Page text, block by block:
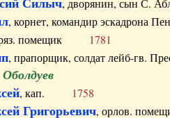
, дворянин, сын С.
, корнет, командир эскадрона
помещик 1781
, прапорщик, солдат лейб-гв.
, кап. 1758
Григорьевич, орлов.